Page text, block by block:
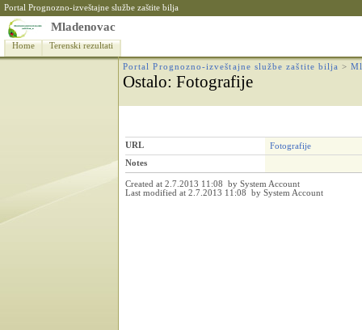
Portal Prognozno-izveštajne službe zaštite bilja
Mladenovac
Home Terenski rezultati
Portal Prognozno-izveštajne službe zaštite bilja >
Ostalo: Fotografije
URL
Fotografije
Notes
Created at 2.7.2013 11:08 by System Account
Last modified at 2.7.2013 11:08 by System Account